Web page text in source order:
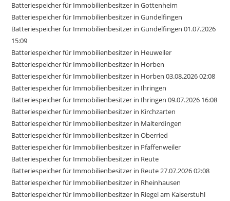
Batteriespeicher für Immobilienbesitzer in Gottenheim
Batteriespeicher für Immobilienbesitzer in Gundelfingen
Batteriespeicher für Immobilienbesitzer in Gundelfingen 01.07.2026
15:09
Batteriespeicher für Immobilienbesitzer in Heuweiler
Batteriespeicher für Immobilienbesitzer in Horben
Batteriespeicher für Immobilienbesitzer in Horben 03.08.2026 02:08
Batteriespeicher für Immobilienbesitzer in Ihringen
Batteriespeicher für Immobilienbesitzer in Ihringen 09.07.2026 16:08
Batteriespeicher für Immobilienbesitzer in Kirchzarten
Batteriespeicher für Immobilienbesitzer in Malterdingen
Batteriespeicher für Immobilienbesitzer in Oberried
Batteriespeicher für Immobilienbesitzer in Pfaffenweiler
Batteriespeicher für Immobilienbesitzer in Reute
Batteriespeicher für Immobilienbesitzer in Reute 27.07.2026 02:08
Batteriespeicher für Immobilienbesitzer in Rheinhausen
Batteriespeicher für Immobilienbesitzer in Riegel am Kaiserstuhl